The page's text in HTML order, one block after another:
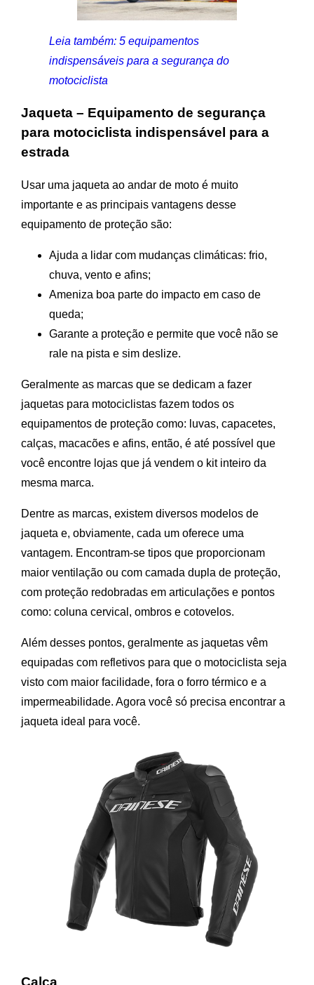
Leia também: 5 equipamentos
indispensáveis para a segurança do
motociclista
Jaqueta – Equipamento de segurança
para motociclista indispensável para a
estrada
Usar uma jaqueta ao andar de moto é muito
importante e as principais vantagens desse
equipamento de proteção são:
Ajuda a lidar com mudanças climáticas: frio,
chuva, vento e afins;
Ameniza boa parte do impacto em caso de
queda;
Garante a proteção e permite que você não se
rale na pista e sim deslize.
Geralmente as marcas que se dedicam a fazer
jaquetas para motociclistas fazem todos os
equipamentos de proteção como: luvas, capacetes,
calças, macacões e afins, então, é até possível que
você encontre lojas que já vendem o kit inteiro da
mesma marca.
Dentre as marcas, existem diversos modelos de
jaqueta e, obviamente, cada um oferece uma
vantagem. Encontram-se tipos que proporcionam
maior ventilação ou com camada dupla de proteção,
com proteção redobradas em articulações e pontos
como: coluna cervical, ombros e cotovelos.
Além desses pontos, geralmente as jaquetas vêm
equipadas com refletivos para que o motociclista seja
visto com maior facilidade, fora o forro térmico e a
impermeabilidade. Agora você só precisa encontrar a
jaqueta ideal para você.
Calça